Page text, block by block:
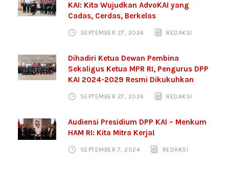
KAI: Kita Wujudkan AdvoKAI yang
Cadas, Cerdas, Berkelas
SEPTEMBER 27, 2024 REDAKSI
Dihadiri Ketua Dewan Pembina
Sekaligus Ketua MPR RI, Pengurus DPP
KAI 2024-2029 Resmi Dikukuhkan
SEPTEMBER 27, 2024 REDAKSI
Audiensi Presidium DPP KAI – Menkum
HAM RI: Kita Mitra Kerja!
SEPTEMBER 7, 2024 REDAKSI